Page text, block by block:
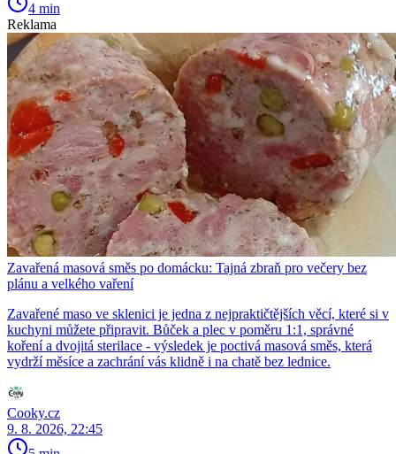
4 min
Reklama
Zavařená masová směs po domácku: Tajná zbraň pro večery bez
plánu a velkého vaření
Zavařené maso ve sklenici je jedna z nejpraktičtějších věcí, které si v
kuchyni můžete připravit. Bůček a plec v poměru 1:1, správné
koření a dvojitá sterilace - výsledek je poctivá masová směs, která
vydrží měsíce a zachrání vás klidně i na chatě bez lednice.
Cooky.cz
9. 8. 2026, 22:45